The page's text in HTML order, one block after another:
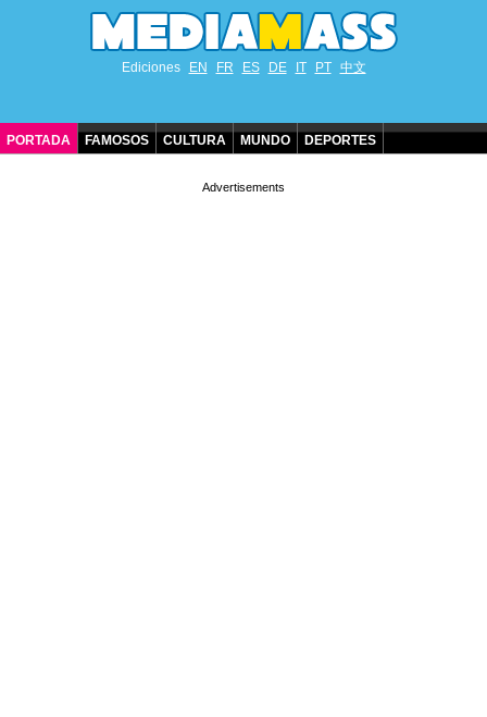
Ediciones EN FR ES DE IT PT 中文
PORTADA FAMOSOS CULTURA MUNDO DEPORTES